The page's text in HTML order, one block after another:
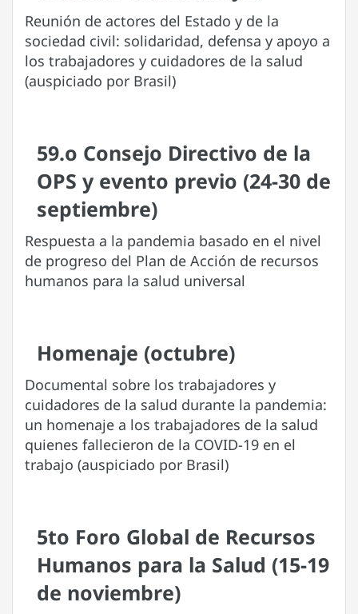
Reunión de actores del Estado y de la
sociedad civil: solidaridad, defensa y apoyo a
los trabajadores y cuidadores de la salud
(auspiciado por Brasil)
59.o Consejo Directivo de la
OPS y evento previo (24-30 de
septiembre)
Respuesta a la pandemia basado en el nivel
de progreso del Plan de Acción de recursos
humanos para la salud universal
Homenaje (octubre)
Documental sobre los trabajadores y
cuidadores de la salud durante la pandemia:
un homenaje a los trabajadores de la salud
quienes fallecieron de la COVID-19 en el
trabajo (auspiciado por Brasil)
5to Foro Global de Recursos
Humanos para la Salud (15-19
de noviembre)